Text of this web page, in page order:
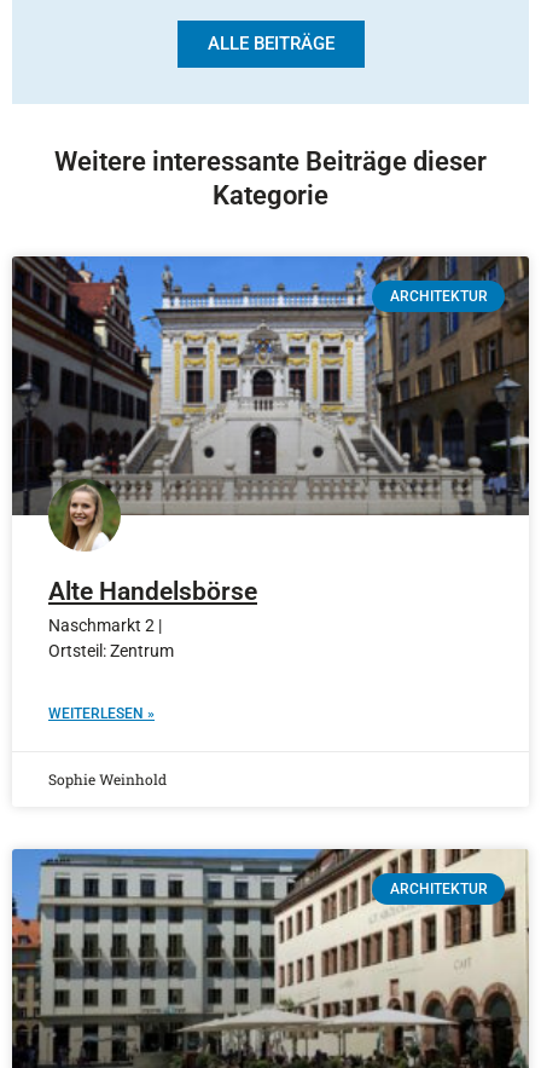
ALLE BEITRÄGE
Weitere interessante Beiträge dieser
Kategorie
ARCHITEKTUR
Alte Handelsbörse
Naschmarkt 2 |
Ortsteil: Zentrum
WEITERLESEN »
Sophie Weinhold
ARCHITEKTUR